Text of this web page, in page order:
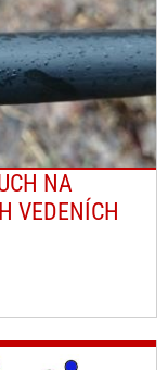
NA
VEDENÍCH